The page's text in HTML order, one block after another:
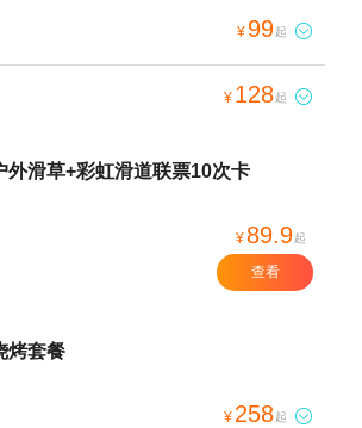
¥ 99起 
¥ 128起 
外滑草+彩虹滑道联票10次卡
¥ 89.9起
查看
烤套餐
¥ 258起 